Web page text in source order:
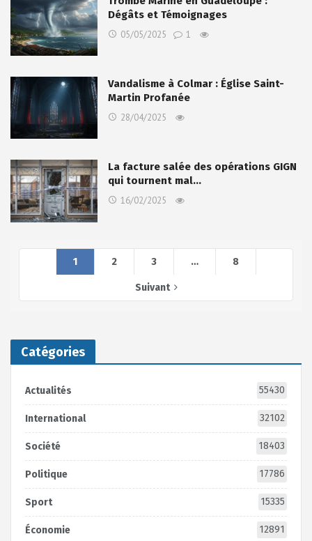
Dégâts et Témoignages
05/05/2025 1
Vandalisme à Colmar : Église Saint-
Martin Profanée
28/04/2025
La facture salée des opérations GIGN
qui tournent mal…
16/02/2025
1 2 3 … 8
Suivant
Catégories
Actualités 55430
International 32102
Société 18403
Politique 17786
Sport 15335
Économie 12891